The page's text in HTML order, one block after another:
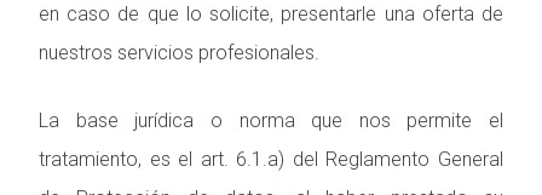
en caso de que lo solicite, presentarle una oferta de
nuestros servicios profesionales.
La base jurídica o norma que nos permite el
tratamiento, es el art. 6.1.a) del Reglamento General